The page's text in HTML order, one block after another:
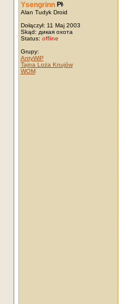
Ysengrinn
Alan Tudyk Droid
Dołączył: 11 Maj 2003
Skąd: дикая охота
Status: offline
Grupy:
AntyWiP
Tajna Loża Knujów
WOM